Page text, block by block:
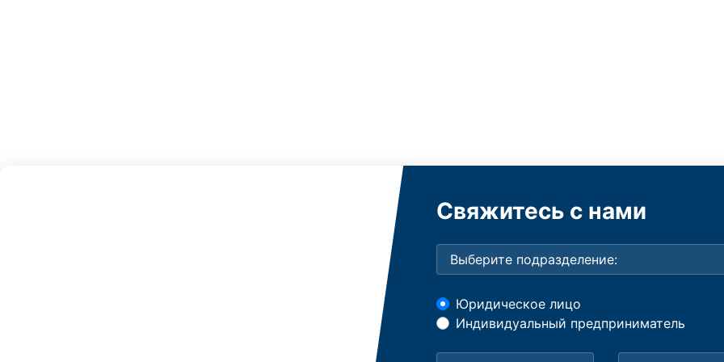
Свяжитесь с нами
Юридическое лицо
Индивидуальный предприниматель